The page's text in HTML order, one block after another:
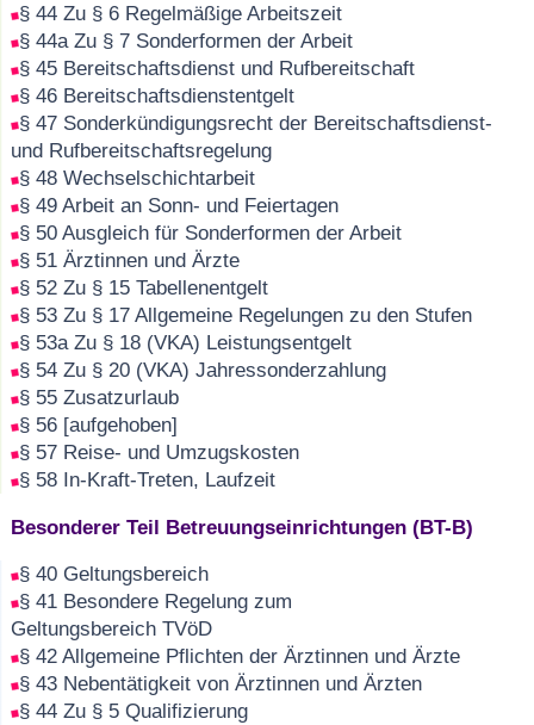
§ 44 Zu § 6 Regelmäßige Arbeitszeit
§ 44a Zu § 7 Sonderformen der Arbeit
§ 45 Bereitschaftsdienst und Rufbereitschaft
§ 46 Bereitschaftsdienstentgelt
§ 47 Sonderkündigungsrecht der Bereitschaftsdienst-
und Rufbereitschaftsregelung
§ 48 Wechselschichtarbeit
§ 49 Arbeit an Sonn- und Feiertagen
§ 50 Ausgleich für Sonderformen der Arbeit
§ 51 Ärztinnen und Ärzte
§ 52 Zu § 15 Tabellenentgelt
§ 53 Zu § 17 Allgemeine Regelungen zu den Stufen
§ 53a Zu § 18 (VKA) Leistungsentgelt
§ 54 Zu § 20 (VKA) Jahressonderzahlung
§ 55 Zusatzurlaub
§ 56 [aufgehoben]
§ 57 Reise- und Umzugskosten
§ 58 In-Kraft-Treten, Laufzeit
Besonderer Teil Betreuungseinrichtungen (BT-B)
§ 40 Geltungsbereich
§ 41 Besondere Regelung zum
Geltungsbereich TVöD
§ 42 Allgemeine Pflichten der Ärztinnen und Ärzte
§ 43 Nebentätigkeit von Ärztinnen und Ärzten
§ 44 Zu § 5 Qualifizierung